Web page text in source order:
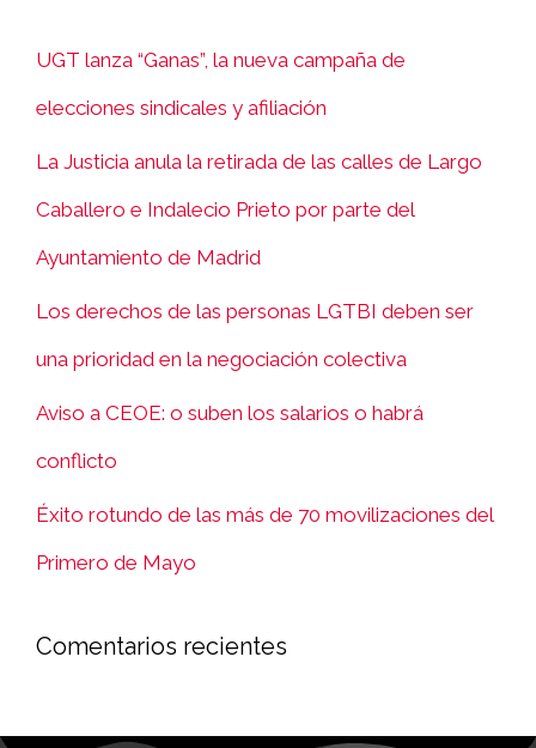
UGT lanza “Ganas”, la nueva campaña de
elecciones sindicales y afiliación
La Justicia anula la retirada de las calles de Largo
Caballero e Indalecio Prieto por parte del
Ayuntamiento de Madrid
Los derechos de las personas LGTBI deben ser
una prioridad en la negociación colectiva
Aviso a CEOE: o suben los salarios o habrá
conflicto
Éxito rotundo de las más de 70 movilizaciones del
Primero de Mayo
Comentarios recientes